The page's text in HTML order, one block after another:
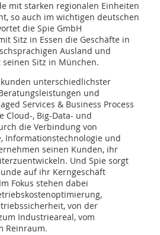
mit ­starken regionalen Einheiten
so auch im wichtigen deutschen
die Spie GmbH
Sitz in Essen die Geschäfte in
Ausland und
Sitz in München.
unterschiedlichster
und
Services & Business Process
Cloud-, Big-Data- und
die Verbindung von
Informationstechnologie und
seinen Kunden, ihr
Und Spie sorgt
auf ihr Kerngeschäft
Fokus stehen dabei
von der
Industrie­areal, vom
Reinraum.